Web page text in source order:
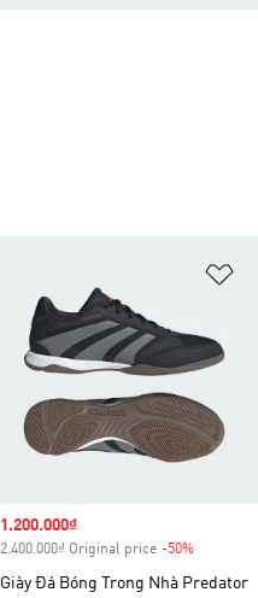
Sale price
1.200.000₫
2.400.000₫ Original price -50%
Giày Đá Bóng Trong Nhà Predator